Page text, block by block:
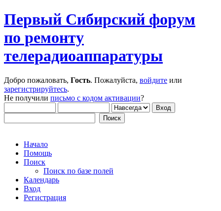
Первый Сибирский форум
по ремонту
телерадиоаппаратуры
Добро пожаловать, Гость. Пожалуйста, войдите или
зарегистрируйтесь.
Не получили письмо с кодом активации?
Начало
Помощь
Поиск
Поиск по базе полей
Календарь
Вход
Регистрация